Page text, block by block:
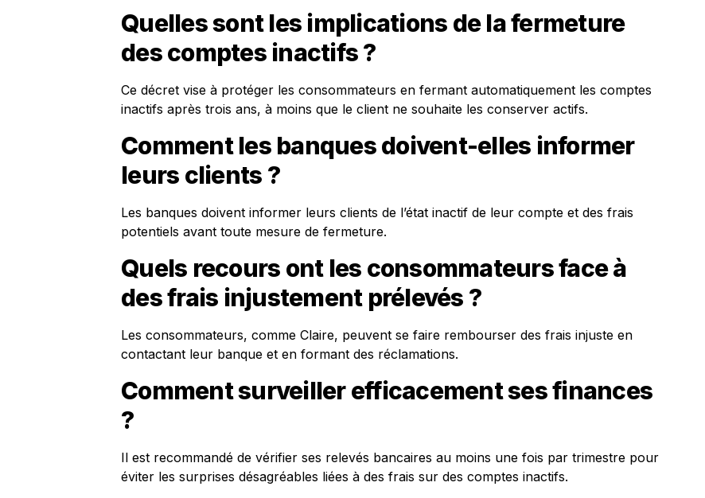
Quelles sont les implications de la fermeture
des comptes inactifs ?
Ce décret vise à protéger les consommateurs en fermant automatiquement les comptes
inactifs après trois ans, à moins que le client ne souhaite les conserver actifs.
Comment les banques doivent-elles informer
leurs clients ?
Les banques doivent informer leurs clients de l’état inactif de leur compte et des frais
potentiels avant toute mesure de fermeture.
Quels recours ont les consommateurs face à
des frais injustement prélevés ?
Les consommateurs, comme Claire, peuvent se faire rembourser des frais injuste en
contactant leur banque et en formant des réclamations.
Comment surveiller efficacement ses finances
?
Il est recommandé de vérifier ses relevés bancaires au moins une fois par trimestre pour
éviter les surprises désagréables liées à des frais sur des comptes inactifs.